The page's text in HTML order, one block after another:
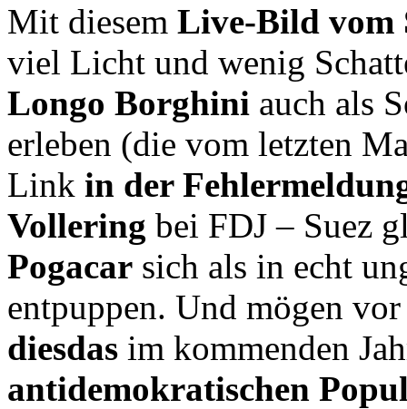
Mit diesem Live-Bild vom
viel Licht und wenig
Longo Borghini auch als
erleben (die vom letzten
Link in der
Vollering bei FDJ – Suez
Pogacar sich als in echt
entpuppen. Und mögen
diesdas im kommenden
antidemokratischen